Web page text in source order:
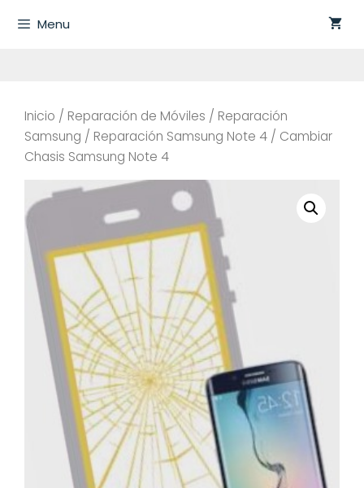
Menu
Inicio / Reparación de Móviles / Reparación
Samsung / Reparación Samsung Note 4 / Cambiar
Chasis Samsung Note 4